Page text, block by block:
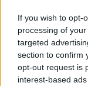
If you wish to opt-
processing of
targeted
section to confirm
opt-out request is
interest-based